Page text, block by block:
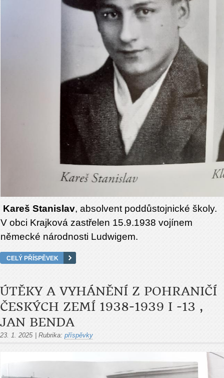
Kareš Stanislav, absolvent poddůstojnické školy.
V obci Krajková zastřelen 15.9.1938 vojínem
německé národnosti Ludwigem.
CELÝ PŘÍSPĚVEK
ÚTĚKY A VYHÁNĚNÍ Z POHRANIČÍ
ČESKÝCH ZEMÍ 1938-1939 I -13 ,
JAN BENDA
23. 1. 2025 Rubrika: příspěvky